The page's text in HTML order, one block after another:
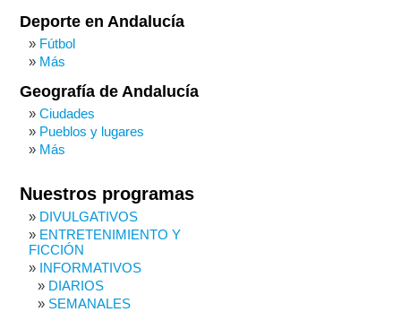
Deporte en Andalucía
Fútbol
Más
Geografía de Andalucía
Ciudades
Pueblos y lugares
Más
Nuestros programas
DIVULGATIVOS
ENTRETENIMIENTO Y
FICCIÓN
INFORMATIVOS
DIARIOS
SEMANALES